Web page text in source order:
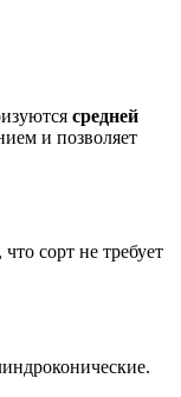
средней
и позволяет
что сорт не требует